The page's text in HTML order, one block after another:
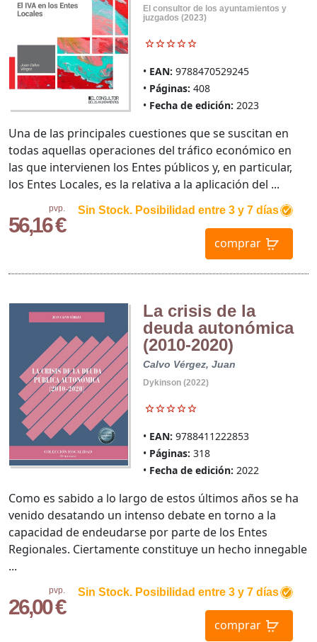
El consultor de los ayuntamientos y
juzgados (2023)
EAN: 9788470529245
Páginas: 408
Fecha de edición: 2023
pvp.
56,16 €
Sin Stock. Posibilidad entre 3 y 7 días
comprar
Una de las principales cuestiones que se suscitan en
todas aquellas operaciones del tráfico económico en
las que intervienen los Entes públicos y, en particular,
los Entes Locales, es la relativa a la aplicación del ...
La crisis de la
deuda autonómica
(2010-2020)
Calvo Vérgez, Juan
Dykinson (2022)
EAN: 9788411222853
Páginas: 318
Fecha de edición: 2022
pvp.
26,00 €
Sin Stock. Posibilidad entre 3 y 7 días
comprar
Como es sabido a lo largo de estos últimos años se ha
venido desatando un intenso debate en torno a la
capacidad de endeudarse por parte de los Entes
Regionales. Ciertamente constituye un hecho innegable
...